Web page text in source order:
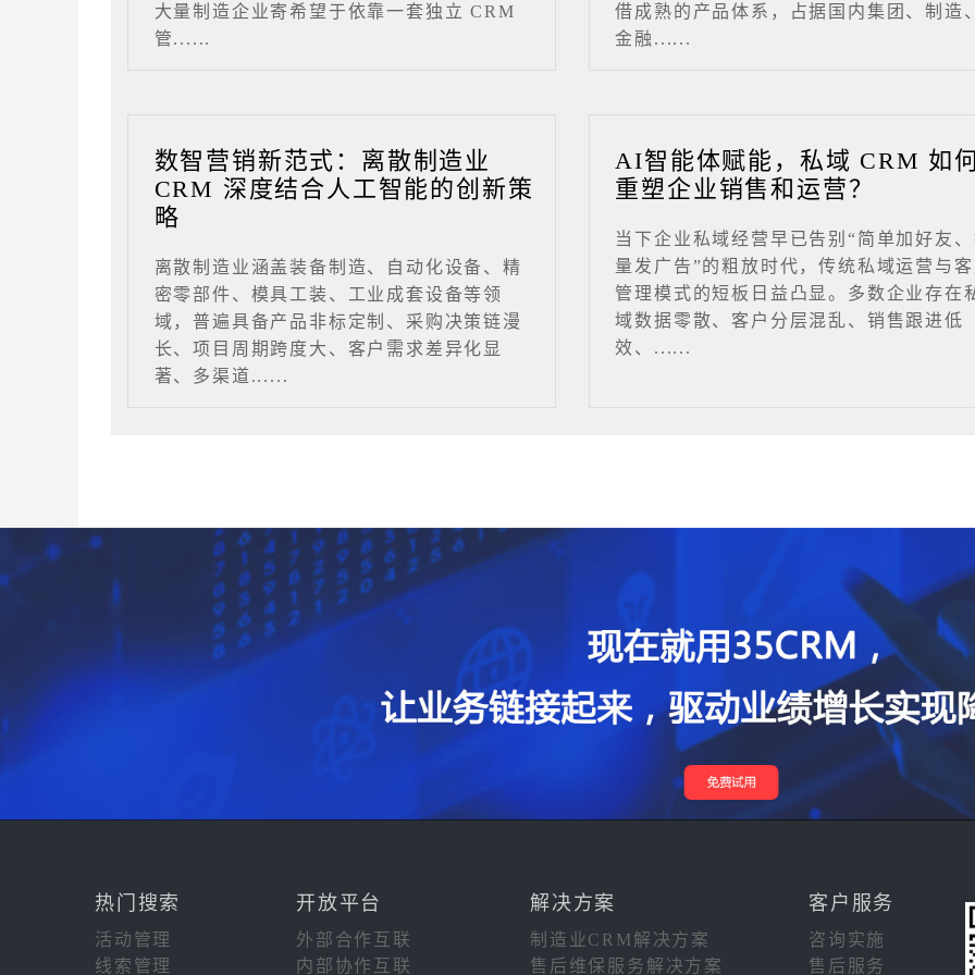
大量制造企业寄希望于依靠一套独立 CRM
管......
借成熟的产品体系，占据国内集团、制造、
金融......
数智营销新范式：离散制造业
CRM 深度结合人工智能的创新策
略
离散制造业涵盖装备制造、自动化设备、精
密零部件、模具工装、工业成套设备等领
域，普遍具备产品非标定制、采购决策链漫
长、项目周期跨度大、客户需求差异化显
著、多渠道......
AI智能体赋能，私域 CRM 如
重塑企业销售和运营？
当下企业私域经营早已告别“简单加好友
量发广告”的粗放时代，传统私域运营与客
管理模式的短板日益凸显。多数企业存在
域数据零散、客户分层混乱、销售跟进低
效、......
热门搜索 开放平台
活动管理
外部合作互联
线索管理
内部协作互联
解决方案 客户服务
制造业CRM解决方案
咨询实施
售后维保服务解决方案
售后服务